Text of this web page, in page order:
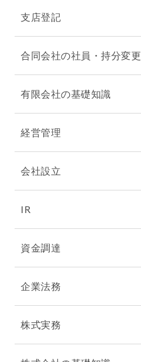
支店登記
合同会社の社員・持分変更
有限会社の基礎知識
経営管理
会社設立
IR
資金調達
企業法務
株式実務